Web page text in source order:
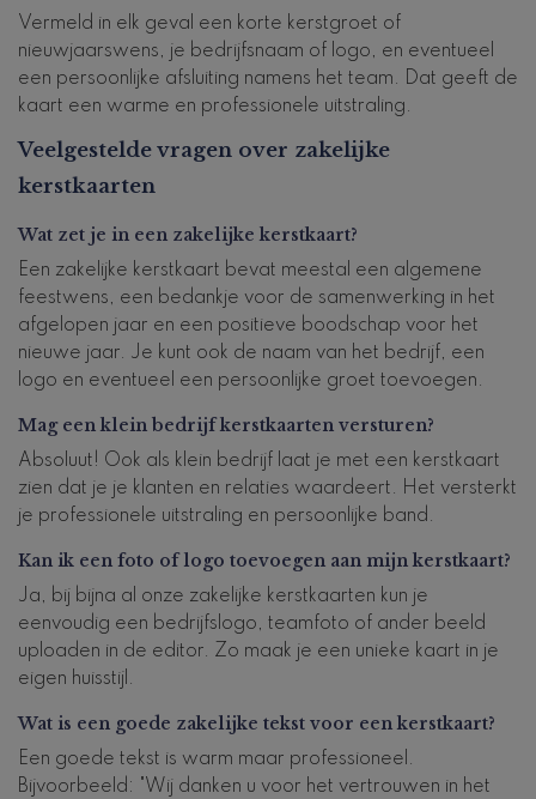
Vermeld in elk geval een korte kerstgroet of
nieuwjaarswens, je bedrijfsnaam of logo, en eventueel
een persoonlijke afsluiting namens het team. Dat geeft de
kaart een warme en professionele uitstraling.
Veelgestelde vragen over zakelijke
kerstkaarten
Wat zet je in een zakelijke kerstkaart?
Een zakelijke kerstkaart bevat meestal een algemene
feestwens, een bedankje voor de samenwerking in het
afgelopen jaar en een positieve boodschap voor het
nieuwe jaar. Je kunt ook de naam van het bedrijf, een
logo en eventueel een persoonlijke groet toevoegen.
Mag een klein bedrijf kerstkaarten versturen?
Absoluut! Ook als klein bedrijf laat je met een kerstkaart
zien dat je je klanten en relaties waardeert. Het versterkt
je professionele uitstraling en persoonlijke band.
Kan ik een foto of logo toevoegen aan mijn kerstkaart?
Ja, bij bijna al onze zakelijke kerstkaarten kun je
eenvoudig een bedrijfslogo, teamfoto of ander beeld
uploaden in de editor. Zo maak je een unieke kaart in je
eigen huisstijl.
Wat is een goede zakelijke tekst voor een kerstkaart?
Een goede tekst is warm maar professioneel.
Bijvoorbeeld: "Wij danken u voor het vertrouwen in het